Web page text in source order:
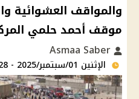
والمواقف العشوائية
موقف أحمد حلمي
الإثنين 01/سبتمبر/2025 - 11:28 ص